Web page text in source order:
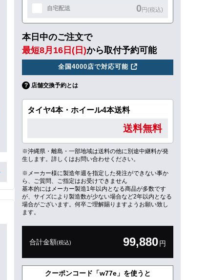
自宅配送 0円(税込)
本日中のご注文で
最短8月16日(日)から取付予約可能
全国4000店で対応可能
店舗交換予約とは
タイヤ4本・ホイール4本送料
送料無料
※沖縄県・離島・一部地域は送料の他に別途中継料が発
生します。詳しくはお問い合わせください。
※メーカー様に製造年週を指定した発注ができない事か
ら、ご質問、ご指定はお受けできません
基本的にはメーカー製造1年以内となる商品が多数です
が、サイズにより製造数が少ない場合など2年以内となる
場合がございます。何卒ご理解賜りますようお願い致し
ます。
合計金額(税込) 99,880円
クーポンコード「w77e」を使うと